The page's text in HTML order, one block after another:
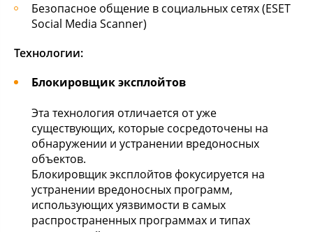
Безопасное общение в социальных сетях (ESET
Social Media Scanner)
Технологии:
Блокировщик эксплойтов
Эта технология отличается от уже
существующих, которые сосредоточены на
обнаружении и устранении вредоносных
объектов.
Блокировщик эксплойтов фокусируется на
устранении вредоносных программ,
использующих уязвимости в самых
распространенных программах и типах